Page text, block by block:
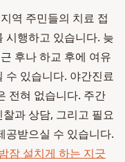
역 주민들의 치료 접
시행하고 있습니다. 늦
후나 하교 후에 여유
수 있습니다. 야간진료
전혀 없습니다. 주간
과 상담, 그리고 필요
공받으실 수 있습니다.
잠 설치게 하는 지긋